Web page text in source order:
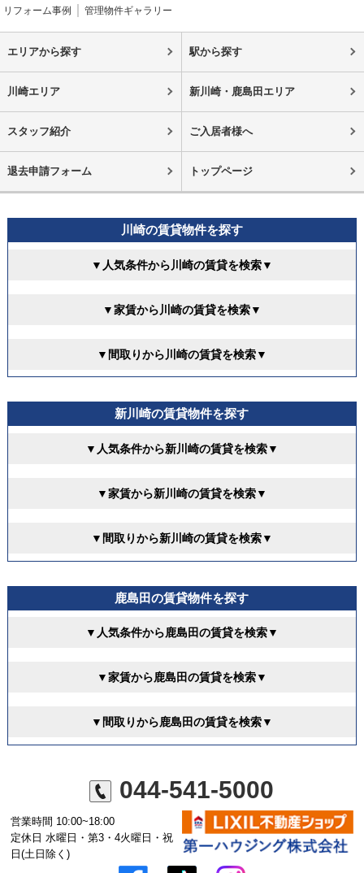
リフォーム事例
管理物件ギャラリー
エリアから探す 駅から探す
川崎エリア 新川崎・鹿島田エリア
スタッフ紹介 ご入居者様へ
退去申請フォーム トップページ
川崎の賃貸物件を探す
▼人気条件から川崎の賃貸を検索▼
▼家賃から川崎の賃貸を検索▼
▼間取りから川崎の賃貸を検索▼
新川崎の賃貸物件を探す
▼人気条件から新川崎の賃貸を検索▼
▼家賃から新川崎の賃貸を検索▼
▼間取りから新川崎の賃貸を検索▼
鹿島田の賃貸物件を探す
▼人気条件から鹿島田の賃貸を検索▼
▼家賃から鹿島田の賃貸を検索▼
▼間取りから鹿島田の賃貸を検索▼
044-541-5000
営業時間 10:00~18:00
定休日 水曜日・第3・4火曜日・祝
日(土日除く)